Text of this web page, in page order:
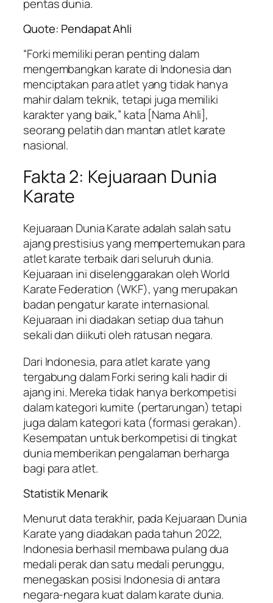
pentas dunia.
Quote: Pendapat Ahli
“Forki memiliki peran penting dalam
mengembangkan karate di Indonesia dan
menciptakan para atlet yang tidak hanya
mahir dalam teknik, tetapi juga memiliki
karakter yang baik,” kata [Nama Ahli],
seorang pelatih dan mantan atlet karate
nasional.
Fakta 2: Kejuaraan Dunia
Karate
Kejuaraan Dunia Karate adalah salah satu
ajang prestisius yang mempertemukan para
atlet karate terbaik dari seluruh dunia.
Kejuaraan ini diselenggarakan oleh World
Karate Federation (WKF), yang merupakan
badan pengatur karate internasional.
Kejuaraan ini diadakan setiap dua tahun
sekali dan diikuti oleh ratusan negara.
Dari Indonesia, para atlet karate yang
tergabung dalam Forki sering kali hadir di
ajang ini. Mereka tidak hanya berkompetisi
dalam kategori kumite (pertarungan) tetapi
juga dalam kategori kata (formasi gerakan).
Kesempatan untuk berkompetisi di tingkat
dunia memberikan pengalaman berharga
bagi para atlet.
Statistik Menarik
Menurut data terakhir, pada Kejuaraan Dunia
Karate yang diadakan pada tahun 2022,
Indonesia berhasil membawa pulang dua
medali perak dan satu medali perunggu,
menegaskan posisi Indonesia di antara
negara-negara kuat dalam karate dunia.